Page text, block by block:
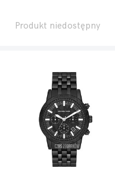
Produkt niedostępny